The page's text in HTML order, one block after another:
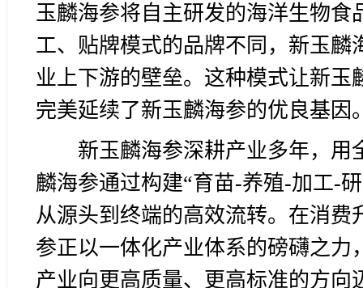
玉麟海参将自主研发的海洋生物
工、贴牌模式的品牌不同，新玉
业上下游的壁垒。这种模式让新
完美延续了新玉麟海参的优良基因
新玉麟海参深耕产业多年，用
麟海参通过构建“育苗-养殖-加工-
从源头到终端的高效流转。在消
参正以一体化产业体系的磅礴之
产业向更高质量、更高标准的方向